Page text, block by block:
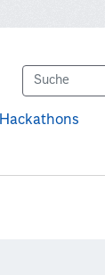
Hackathons